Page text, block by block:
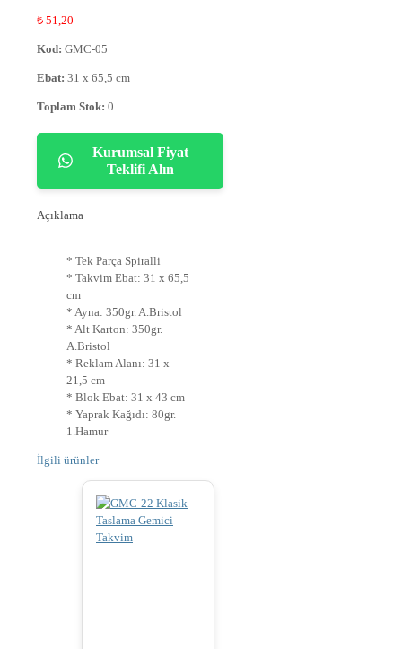
₺ 51,20
Kod: GMC-05
Ebat: 31 x 65,5 cm
Toplam Stok: 0
Kurumsal Fiyat
Teklifi Alın
Açıklama
* Tek Parça Spiralli
* Takvim Ebat: 31 x 65,5
cm
* Ayna: 350gr. A.Bristol
* Alt Karton: 350gr.
A.Bristol
* Reklam Alanı: 31 x
21,5 cm
* Blok Ebat: 31 x 43 cm
* Yaprak Kağıdı: 80gr.
1.Hamur
İlgili ürünler